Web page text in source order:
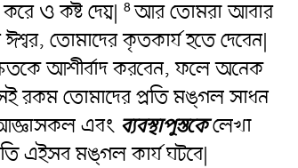
ও কষ্ট দেয়| 8আর তোমরা আবার
তোমাদের কৃতকার্য হতে দেবেন|
আশীর্বাদ করবেন, ফলে অনেক
রকম তোমাদের প্রতি মঙ্গল সাধন
এবং ব্যবস্থাপুস্তকেলেখা
এইসব মঙ্গল কার্য ঘটবে|